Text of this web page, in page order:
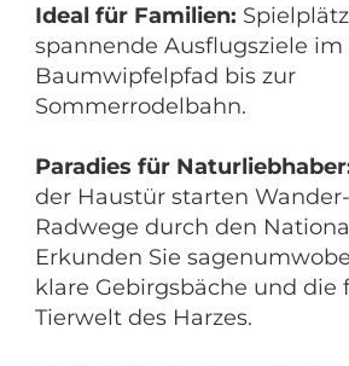
Ideal für Familien:
spannende Ausflugsziele im
Baumwipfelpfad bis zur
Sommerrodelbahn.
Paradies für
der Haustür starten
Radwege durch den
Erkunden Sie
klare Gebirgsbäche und die
Tierwelt des Harzes.